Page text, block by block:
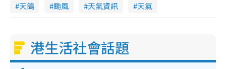
天鴿 颱風 天氣資訊 天氣
港生活社會話題